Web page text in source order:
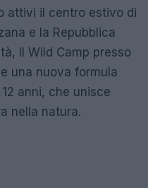
attivi il centro estivo di
e la Repubblica
il Wild Camp presso
una nuova formula
anni, che unisce
nella natura.